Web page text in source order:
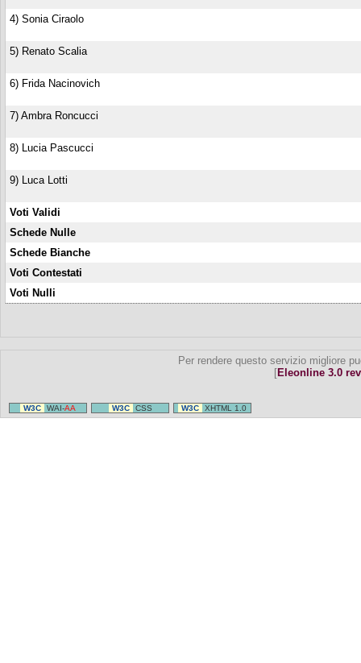
4) Sonia Ciraolo
5) Renato Scalia
6) Frida Nacinovich
7) Ambra Roncucci
8) Lucia Pascucci
9) Luca Lotti
Voti Validi
Schede Nulle
Schede Bianche
Voti Contestati
Voti Nulli
Per rendere questo servizio migliore
[Eleonline 3.0
W3C WAI-AA W3C CSS W3C XHTML 1.0